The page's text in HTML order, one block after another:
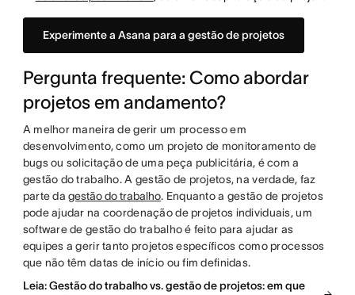
Experimente a Asana para a gestão de projetos
Pergunta frequente: Como abordar
projetos em andamento?
A melhor maneira de gerir um processo em
desenvolvimento, como um projeto de monitoramento de
bugs ou solicitação de uma peça publicitária, é com a
gestão do trabalho. A gestão de projetos, na verdade, faz
parte dagestão do trabalho. Enquanto a gestão de projetos
pode ajudar na coordenação de projetos individuais, um
software de gestão do trabalho é feito para ajudar as
equipes a gerir tanto projetos específicos como processos
que não têm datas de início ou fim definidas.
Leia: Gestão do trabalho vs. gestão de projetos: em que